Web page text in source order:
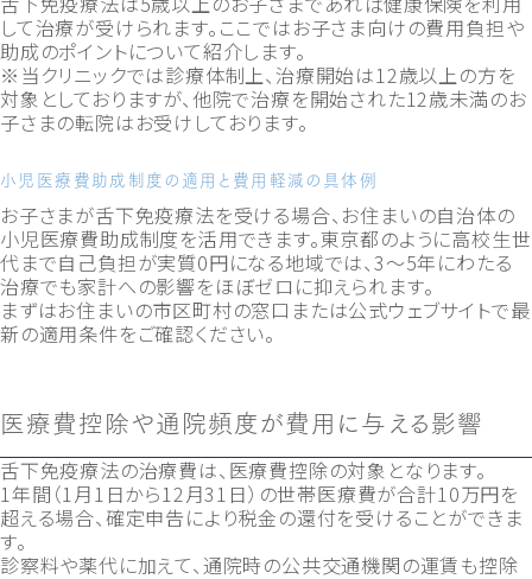
して治療が受けられます。ここではお子さま向けの費用負担や
助成のポイントについて紹介します。
※当クリニックでは診療体制上、治療開始は12歳以上の方を
対象としておりますが、他院で治療を開始された12歳未満のお
子さまの転院はお受けしております。
小児医療費助成制度の適用と費用軽減の具体例
お子さまが舌下免疫療法を受ける場合、お住まいの自治体の
小児医療費助成制度を活用できます。東京都のように高校生世
代まで自己負担が実質0円になる地域では、3〜5年にわたる
治療でも家計への影響をほぼゼロに抑えられます。
まずはお住まいの市区町村の窓口または公式ウェブサイトで最
新の適用条件をご確認ください。
医療費控除や通院頻度が費用に与える影響
舌下免疫療法の治療費は、医療費控除の対象となります。
1年間（1月1日から12月31日）の世帯医療費が合計10万円を
超える場合、確定申告により税金の還付を受けることができま
す。
診察料や薬代に加えて、通院時の公共交通機関の運賃も控除